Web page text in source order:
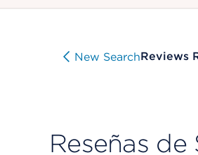
New SearchReviews
Reseñas de